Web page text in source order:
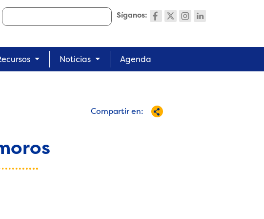
Síganos:
Search
Noticias Agenda
Compartir en: